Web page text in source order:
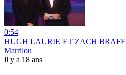
0:54
HUGH LAURIE ET ZACH BRAFF
Marrilou
il y a 18 ans